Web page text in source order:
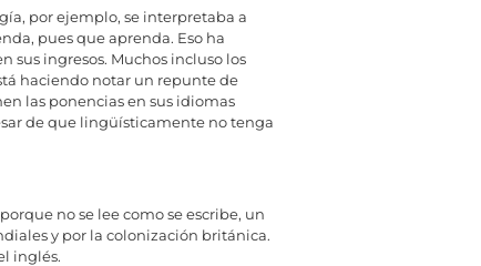
por ejemplo, se interpretaba a
pues que aprenda. Eso ha
sus ingresos. Muchos incluso los
haciendo notar un repunte de
las ponencias en sus idiomas
de que lingüísticamente no tenga
no se lee como se escribe, un
y por la colonización británica.
inglés.